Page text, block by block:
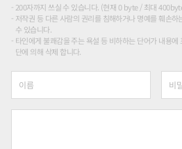
200자까지 쓰실 수 있습니다. (현재 0 byte / 최대
저작권 등 다른 사람의 권리를 침해하거나 명예를 훼손
수 있습니다.
타인에게 불쾌감을 주는 욕설 등 비하하는 단어가 내용
단에 의해 삭제 합니다.